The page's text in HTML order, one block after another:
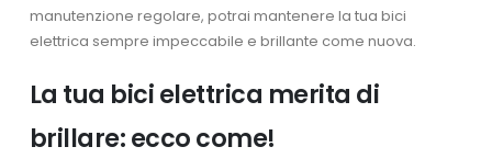
manutenzione regolare, potrai mantenere la tua bici
elettrica sempre impeccabile e brillante come nuova.
La tua bici elettrica merita di
brillare: ecco come!